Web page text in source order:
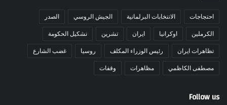
احتجاجات الانتخابات البرلمانية الجيش الروسي الصدر
الكرملين اوكرانيا ايران تشرين تشكيل الحكومة
تظاهرات ايران رئيس الوزراء المكلف روسيا غضب الشارع
مصطفى الكاظمي مظاهرات وقفات
Follow us